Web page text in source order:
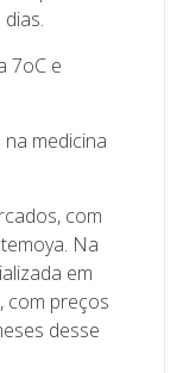
7oC e
medicina
com
Na
em
com preços
desse